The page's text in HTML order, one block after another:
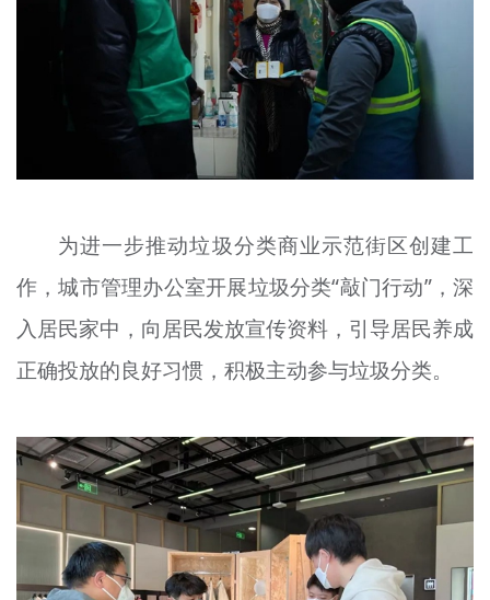
为进一步推动垃圾分类商业示范街区创建工
作，城市管理办公室开展垃圾分类“敲门行动”，深
入居民家中，向居民发放宣传资料，引导居民养成
正确投放的良好习惯，积极主动参与垃圾分类。